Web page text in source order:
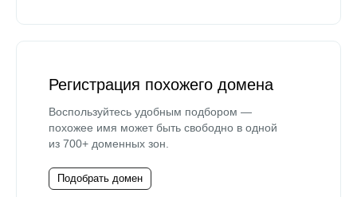
Регистрация похожего домена
Воспользуйтесь удобным подбором —
похожее имя может быть свободно в одной
из 700+ доменных зон.
Подобрать домен